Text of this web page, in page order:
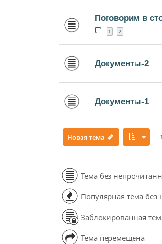
Поговорим в
1 2
Документы-2
Документы-1
Новая тема
Тема без
Популярная тема без
Заблокированная
Тема перемещена